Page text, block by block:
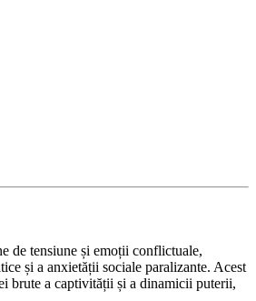
de tensiune și emoții conflictuale,
și a anxietății sociale paralizante. Acest
brute a captivității și a dinamicii puterii,